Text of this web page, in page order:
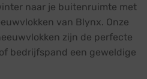
naar je buitenruimte met
van Blynx. Onze
zijn de perfecte
bedrijfspand een geweldige